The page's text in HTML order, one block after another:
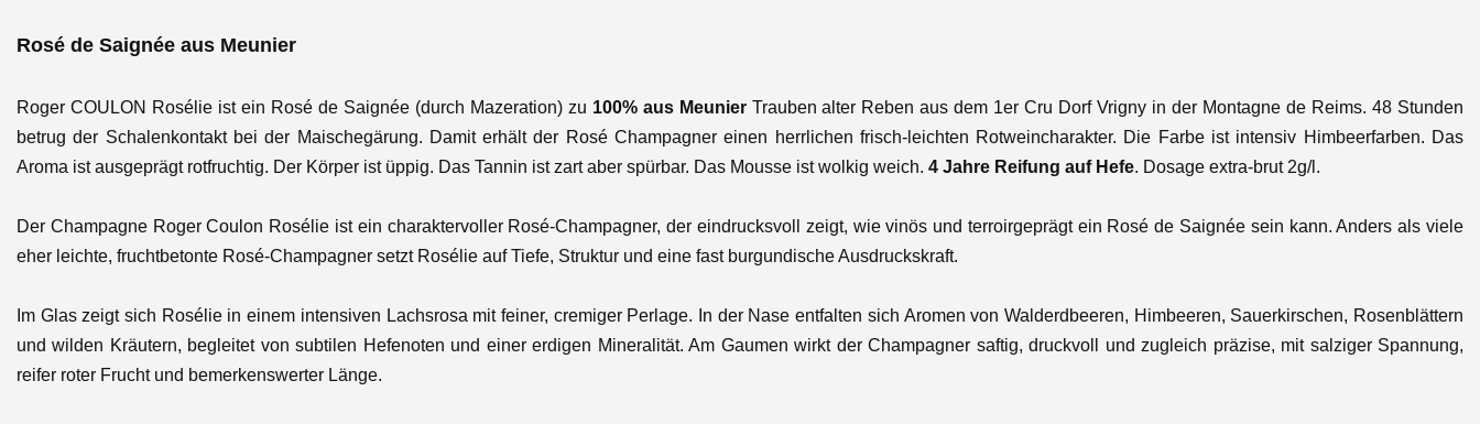
Rosé de Saignée aus Meunier
Roger COULON Rosélie ist ein Rosé de Saignée (durch Mazeration) zu 100% aus MeunierTrauben alter Reben aus dem 1er Cru Dorf Vrigny in der Montagne de Reims. 48 Stunden
betrug der Schalenkontakt bei der Maischegärung. Damit erhält der Rosé Champagner einen herrlichen frisch-leichten Rotweincharakter. Die Farbe ist intensiv Himbeerfarben. Das
Aroma ist ausgeprägt rotfruchtig. Der Körper ist üppig. Das Tannin ist zart aber spürbar. Das Mousse ist wolkig weich. 4 Jahre Reifung auf Hefe. Dosage extra-brut 2g/l.
Der Champagne Roger Coulon Rosélie ist ein charaktervoller Rosé-Champagner, der eindrucksvoll zeigt, wie vinös und terroirgeprägt ein Rosé de Saignée sein kann. Anders als viele
eher leichte, fruchtbetonte Rosé-Champagner setzt Rosélie auf Tiefe, Struktur und eine fast burgundische Ausdruckskraft.
Im Glas zeigt sich Rosélie in einem intensiven Lachsrosa mit feiner, cremiger Perlage. In der Nase entfalten sich Aromen von Walderdbeeren, Himbeeren, Sauerkirschen, Rosenblättern
und wilden Kräutern, begleitet von subtilen Hefenoten und einer erdigen Mineralität. Am Gaumen wirkt der Champagner saftig, druckvoll und zugleich präzise, mit salziger Spannung,
reifer roter Frucht und bemerkenswerter Länge.